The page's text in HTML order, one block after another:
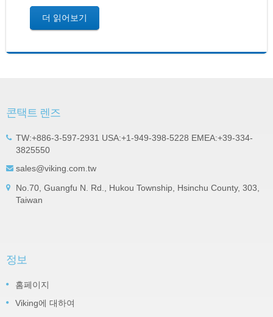
더 읽어보기
콘택트 렌즈
TW:+886-3-597-2931 USA:+1-949-398-5228 EMEA:+39-334-
3825550
sales@viking.com.tw
No.70, Guangfu N. Rd., Hukou Township, Hsinchu County, 303,
Taiwan
정보
홈페이지
Viking에 대하여